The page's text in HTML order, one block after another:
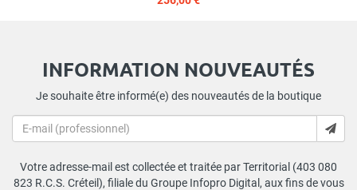
INFORMATION NOUVEAUTÉS
Je souhaite être informé(e) des nouveautés de la boutique
Votre adresse-mail est collectée et traitée par Territorial (403 080
823 R.C.S. Créteil), filiale du Groupe Infopro Digital, aux fins de vous